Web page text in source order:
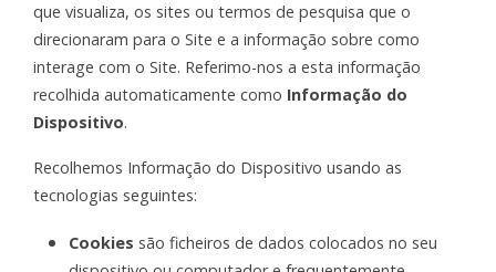
que visualiza, os sites ou termos de pesquisa que o
direcionaram para o Site e a informação sobre como
interage com o Site. Referimo-nos a esta informação
recolhida automaticamente como Informação do
Dispositivo.
Recolhemos Informação do Dispositivo usando as
tecnologias seguintes:
Cookies são ficheiros de dados colocados no seu